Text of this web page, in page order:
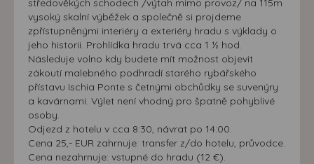
středověkých schodech /výtah mimo provoz/ na 115m
vysoký skalní výběžek a společně si projdeme
zpřístupněnými interiéry a exteriéry hradu s výklady o
jeho historii. Prohlídka hradu trvá cca 1 ½ hod.
Následuje volno kdy budete mít možnost objevit
zákoutí malebného podhradí starého rybářského
přístavu Ischia Ponte s četnými obchůdky se suvenýry
a kavárnami. Výlet není vhodný pro špatně pohyblivé
osoby.
Odjezd z hotelu v cca 8:30, návrat po 14:00.
Cena 25,- EUR zahrnuje: transfer z/do hotelu, průvodce.
Cena nezahrnuje: vstupné do hradu (12 €).